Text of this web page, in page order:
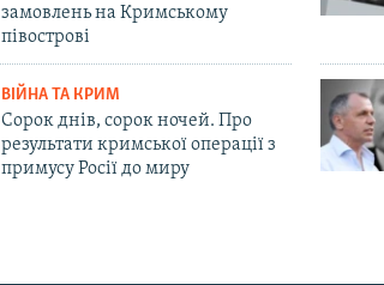
замовлень на Кримському
півострові
ВІЙНА ТА КРИМ
Сорок днів, сорок ночей. Про
результати кримської операції з
примусу Росії до миру